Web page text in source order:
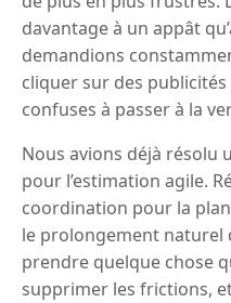
davantage à un appât
demandions
cliquer sur des
confuses à passer à la
Nous avions déjà résolu
pour l’estimation agile.
coordination pour la
le prolongement naturel
prendre quelque chose
supprimer les frictions,